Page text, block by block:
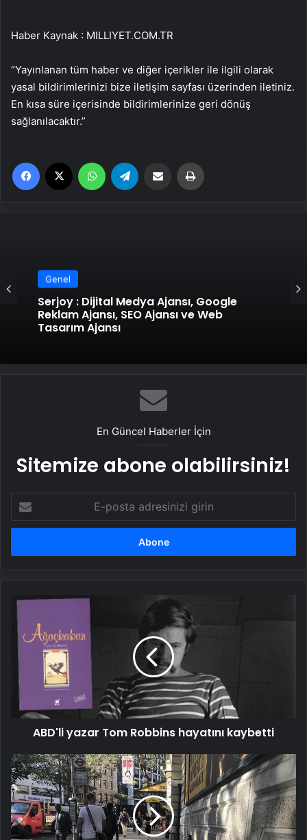
Haber Kaynak : MILLIYET.COM.TR
“Yayınlanan tüm haber ve diğer içerikler ile ilgili olarak
yasal bildirimlerinizi bize iletişim sayfası üzerinden iletiniz.
En kısa süre içerisinde bildirimlerinize geri dönüş
sağlanılacaktır.”
Facebook WhatsApp Email'den paylaş
Genel
Serjoy : Dijital Medya Ajansı, Google
Reklam Ajansı, SEO Ajansı ve Web
Tasarım Ajansı
En Güncel Haberler İçin
Sitemize abone olabilirsiniz!
posta
adresinizi
ABD'li
Robbins
hayatını
kaybetti
ABD'li yazar Tom Robbins hayatını kaybetti
İngiltere'de
anket:
Z
kuşağının
yalnızca
yüzde